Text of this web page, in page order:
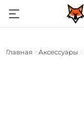
Главная Аксессуары